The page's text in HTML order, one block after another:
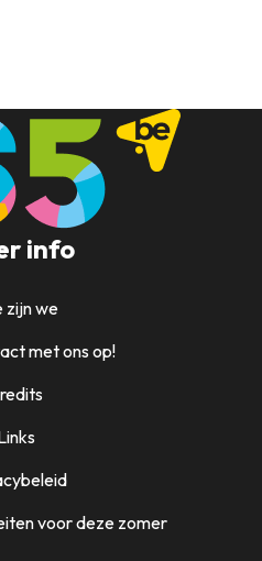
info
zijn we
met ons op!
voor deze zomer